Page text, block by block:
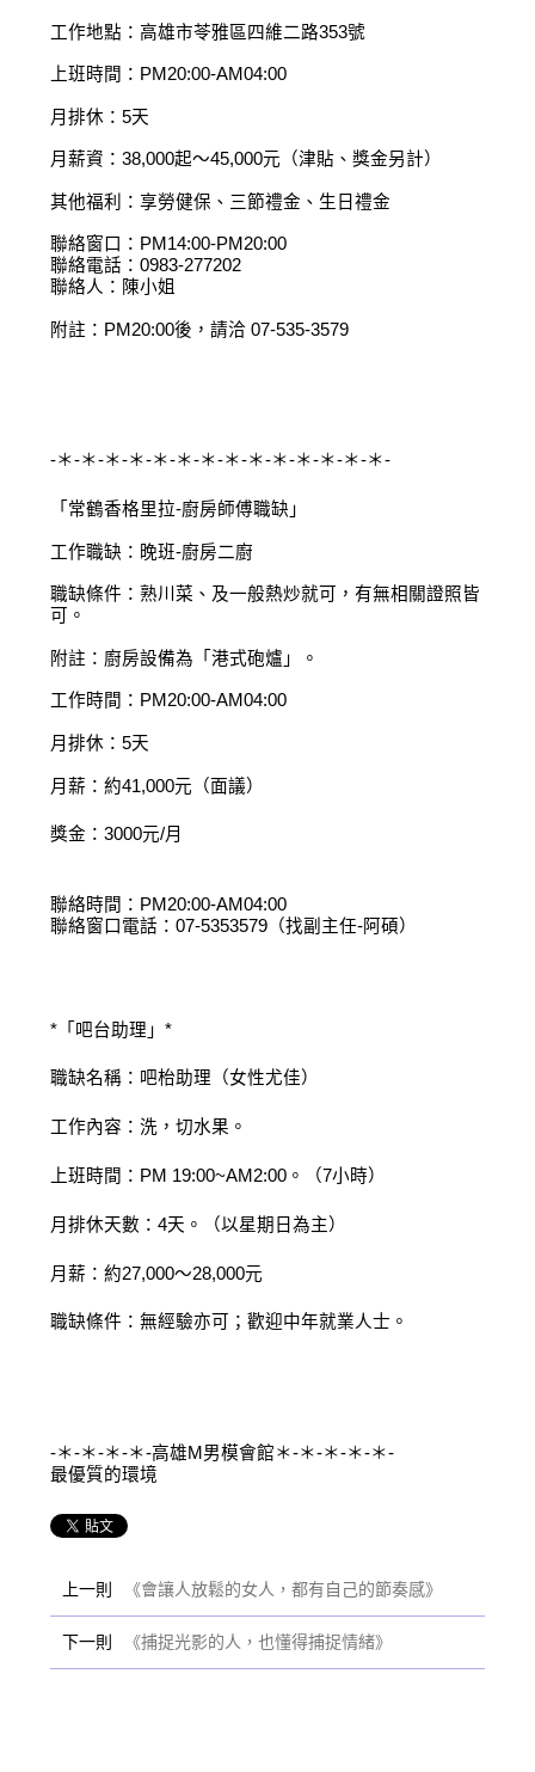
工作地點：高雄市苓雅區四維二路353號
上班時間：PM20:00-AM04:00
月排休：5天
月薪資：38,000起～45,000元（津貼、獎金另計）
其他福利：享勞健保、三節禮金、生日禮金
聯絡窗口：PM14:00-PM20:00
聯絡電話：0983-277202
聯絡人：陳小姐
附註：PM20:00後，請洽 07-535-3579
-＊-＊-＊-＊-＊-＊-＊-＊-＊-＊-＊-＊-＊-＊-
「常鶴香格里拉-廚房師傅職缺」
工作職缺：晚班-廚房二廚
職缺條件：熟川菜、及一般熱炒就可，有無相關證照皆
可。
附註：廚房設備為「港式砲爐」。
工作時間：PM20:00-AM04:00
月排休：5天
月薪：約41,000元（面議）
獎金：3000元/月
聯絡時間：PM20:00-AM04:00
聯絡窗口電話：07-5353579（找副主任-阿碩）
*「吧台助理」*
職缺名稱：吧枱助理（女性尤佳）
工作內容：洗，切水果。
上班時間：PM 19:00~AM2:00。（7小時）
月排休天數：4天。（以星期日為主）
月薪：約27,000～28,000元
職缺條件：無經驗亦可；歡迎中年就業人士。
-＊-＊-＊-＊-高雄M男模會館＊-＊-＊-＊-＊-
最優質的環境
上一則 《會讓人放鬆的女人，都有自己的節奏感》
下一則 《捕捉光影的人，也懂得捕捉情緒》